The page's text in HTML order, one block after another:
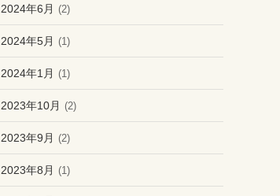
2024年6月 (2)
2024年5月 (1)
2024年1月 (1)
2023年10月 (2)
2023年9月 (2)
2023年8月 (1)